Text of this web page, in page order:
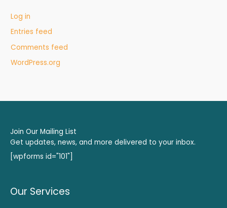
Log in
Entries feed
Comments feed
WordPress.org
Join Our Mailing List
Get updates, news, and more delivered to your inbox.
[wpforms id="101"]
Our Services